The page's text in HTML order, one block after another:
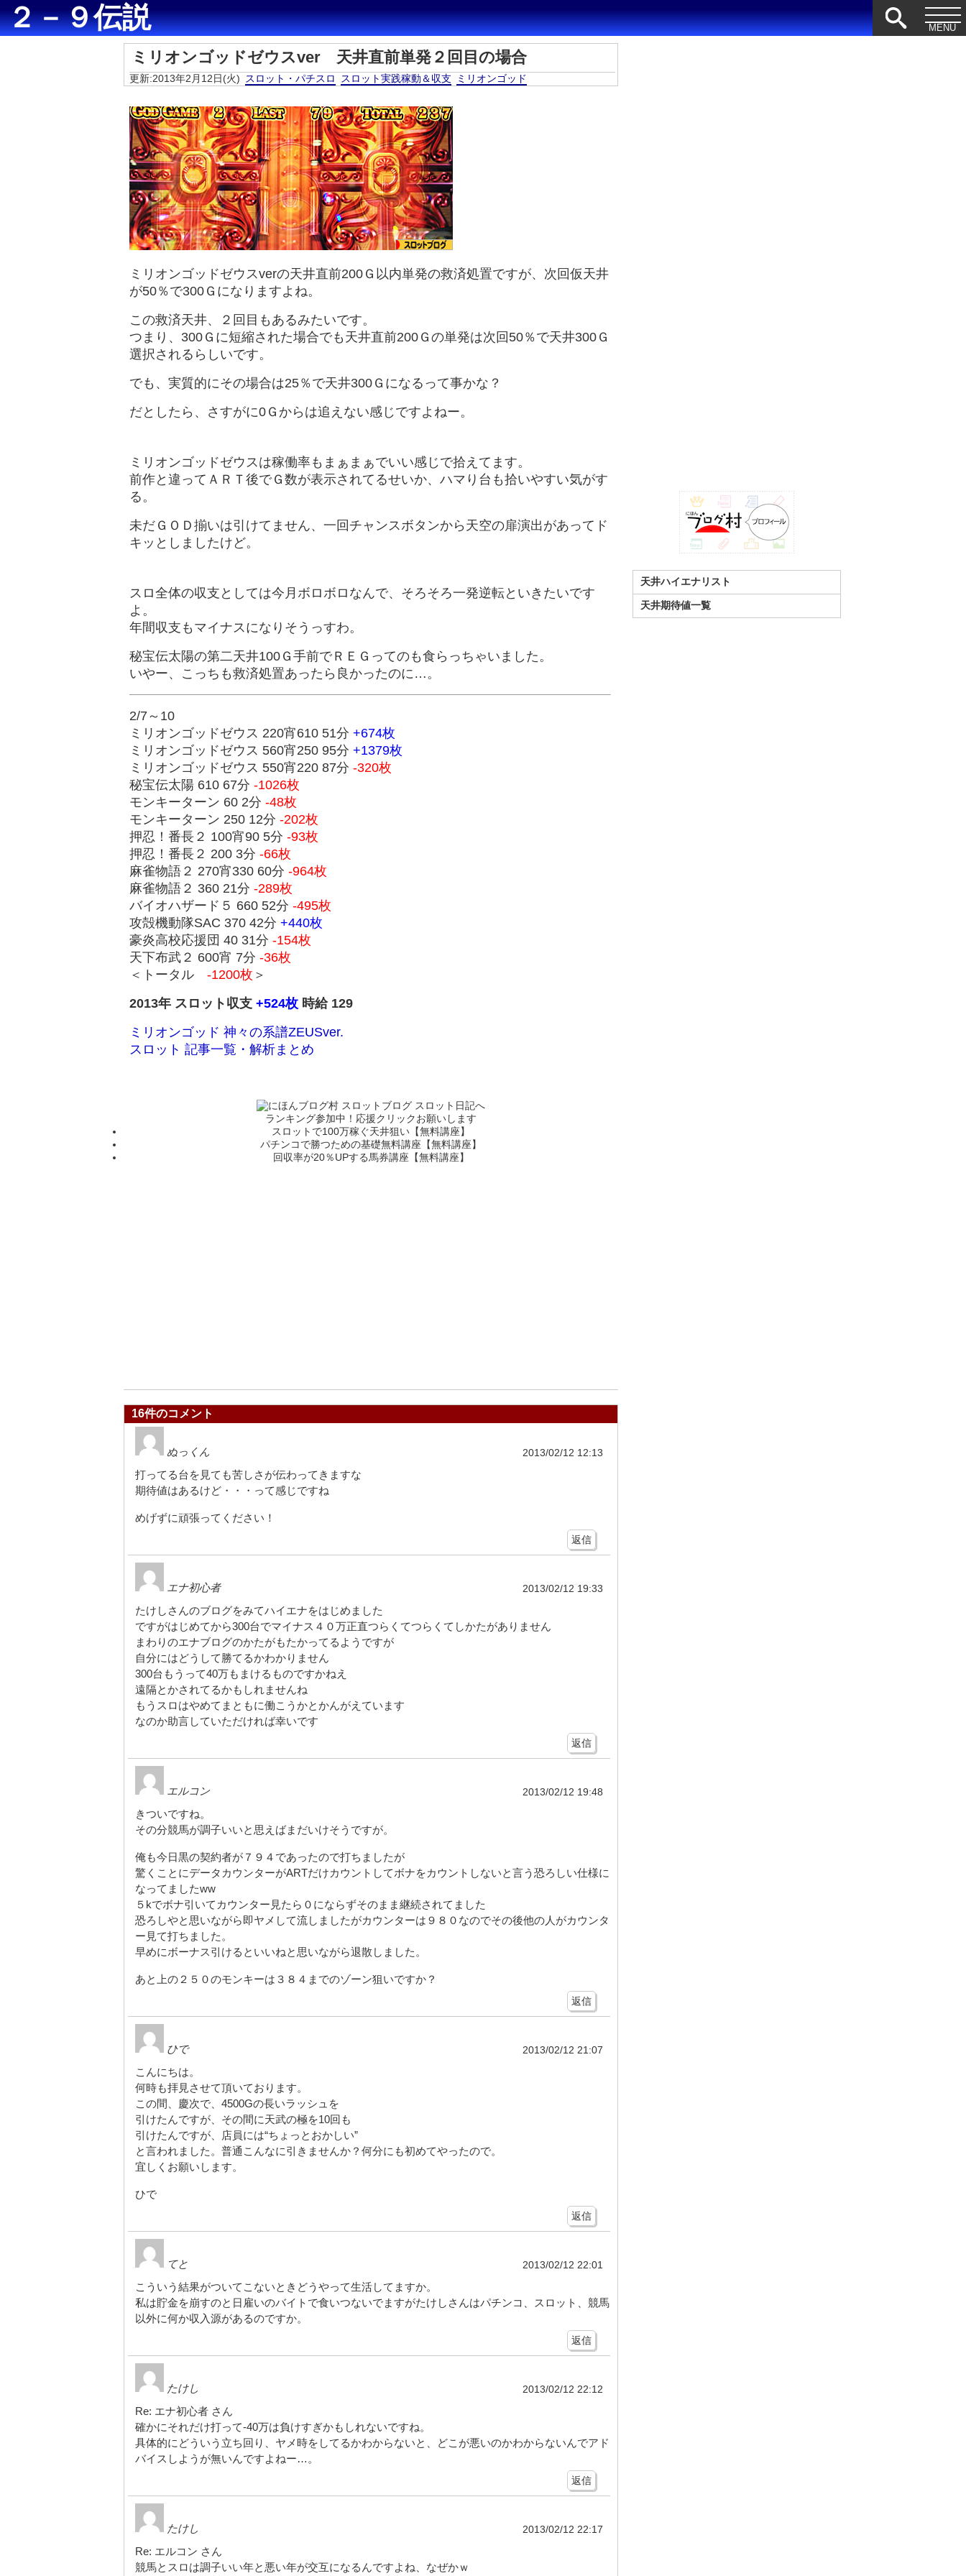
２－９伝説
ミリオンゴッドゼウスver 天井直前単発２回目の場合
更新:2013年2月12日(火) スロット・パチスロ スロット実践稼動＆収支 ミリオンゴッド
ミリオンゴッドゼウスverの天井直前200Ｇ以内単発の救済処置ですが、次回仮天井
が50％で300Ｇになりますよね。
この救済天井、２回目もあるみたいです。
つまり、300Ｇに短縮された場合でも天井直前200Ｇの単発は次回50％で天井300Ｇ
選択されるらしいです。
でも、実質的にその場合は25％で天井300Ｇになるって事かな？
だとしたら、さすがに0Ｇからは追えない感じですよねー。
ミリオンゴッドゼウスは稼働率もまぁまぁでいい感じで拾えてます。
前作と違ってＡＲＴ後でＧ数が表示されてるせいか、ハマり台も拾いやすい気がす
る。
未だＧＯＤ揃いは引けてません、一回チャンスボタンから天空の扉演出があってド
キッとしましたけど。
スロ全体の収支としては今月ボロボロなんで、そろそろ一発逆転といきたいです
よ。
年間収支もマイナスになりそうっすわ。
秘宝伝太陽の第二天井100Ｇ手前でＲＥＧってのも食らっちゃいました。
いやー、こっちも救済処置あったら良かったのに…。
2/7～10
ミリオンゴッドゼウス 220宵610 51分 +674枚
ミリオンゴッドゼウス 560宵250 95分 +1379枚
ミリオンゴッドゼウス 550宵220 87分 -320枚
秘宝伝太陽 610 67分 -1026枚
モンキーターン 60 2分 -48枚
モンキーターン 250 12分 -202枚
押忍！番長２ 100宵90 5分 -93枚
押忍！番長２ 200 3分 -66枚
麻雀物語２ 270宵330 60分 -964枚
麻雀物語２ 360 21分 -289枚
バイオハザード５ 660 52分 -495枚
攻殻機動隊SAC 370 42分 +440枚
豪炎高校応援団 40 31分 -154枚
天下布武２ 600宵 7分 -36枚
＜トータル -1200枚 ＞
2013年 スロット収支 +524枚 時給 129
ミリオンゴッド 神々の系譜ZEUSver.
スロット 記事一覧・解析まとめ
ランキング参加中！応援クリックお願いします
スロットで100万稼ぐ天井狙い【無料講座】
パチンコで勝つための基礎無料講座【無料講座】
回収率が20％UPする馬券講座【無料講座】
16件のコメント
ぬっくん 2013/02/12 12:13
打ってる台を見ても苦しさが伝わってきますな
期待値はあるけど・・・って感じですね
めげずに頑張ってください！
返信
エナ初心者 2013/02/12 19:33
たけしさんのブログをみてハイエナをはじめました
ですがはじめてから300台でマイナス４０万正直つらくてつらくてしかたがありません
まわりのエナブログのかたがもたかってるようですが
自分にはどうして勝てるかわかりません
300台もうって40万もまけるものですかねえ
遠隔とかされてるかもしれませんね
もうスロはやめてまともに働こうかとかんがえています
なのか助言していただければ幸いです
返信
エルコン 2013/02/12 19:48
きついですね。
その分競馬が調子いいと思えばまだいけそうですが。
俺も今日黒の契約者が７９４であったので打ちましたが
驚くことにデータカウンターがARTだけカウントしてボナをカウントしないと言う恐ろしい仕様に
なってましたww
５kでボナ引いてカウンター見たら０にならずそのまま継続されてました
恐ろしやと思いながら即ヤメして流しましたがカウンターは９８０なのでその後他の人がカウンタ
ー見て打ちました。
早めにボーナス引けるといいねと思いながら退散しました。
あと上の２５０のモンキーは３８４までのゾーン狙いですか？
返信
ひで 2013/02/12 21:07
こんにちは。
何時も拝見させて頂いております。
この間、慶次で、4500Gの長いラッシュを
引けたんですが、その間に天武の極を10回も
引けたんですが、店員には“ちょっとおかしい”
と言われました。普通こんなに引きませんか？何分にも初めてやったので。
宜しくお願いします。
ひで
返信
てと 2013/02/12 22:01
こういう結果がついてこないときどうやって生活してますか。
私は貯金を崩すのと日雇いのバイトで食いつないでますがたけしさんはパチンコ、スロット、競馬
以外に何か収入源があるのですか。
返信
たけし 2013/02/12 22:12
Re: エナ初心者 さん
確かにそれだけ打って-40万は負けすぎかもしれないですね。
具体的にどういう立ち回り、ヤメ時をしてるかわからないと、どこが悪いのかわからないんでアド
バイスしようが無いんですよねー…。
返信
たけし 2013/02/12 22:17
Re: エルコン さん
競馬とスロは調子いい年と悪い年が交互になるんですよね、なぜかｗ
天井ハイエナリスト
天井期待値一覧